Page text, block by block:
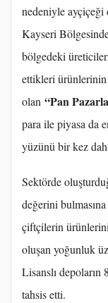
nedeniyle ayçiçeği
Kayseri
bölgedeki
ettikleri
olan “Pan
para ile piyasa da
yüzünü bir kez
Sektörde
değerini
çiftçilerin
oluşan yoğunluk
Lisanslı depoların
tahsis etti.